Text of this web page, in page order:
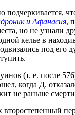
и Афанасия,
но не
келье в
под
(т. е. после
когда Д.
не раньше